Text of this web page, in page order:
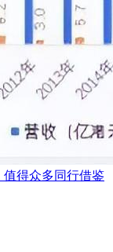
值得众多同行借鉴